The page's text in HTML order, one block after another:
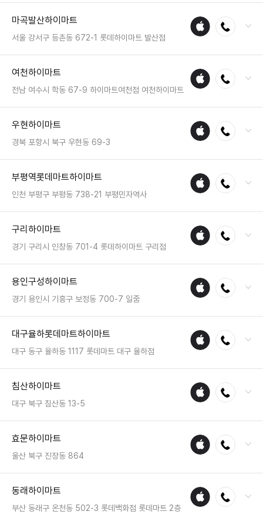
팩스 : 050-2222-1749
영업시간 : 금일 10:30~20:30
마곡발산하이마트
서울 강서구 등촌동 672-1 롯데하이마트 발산점
애플
수리
전화연결
팩스 : 050-2222-0385
영업시간 : 금일 10:30~20:30
여천하이마트
전남 여수시 학동 67-9 하이마트여천점 여천하이마트
애플
수리
전화연결
팩스 : 050-2222-1567
영업시간 : 금일 10:30~20:30
우현하이마트
경북 포항시 북구 우현동 69-3
애플
수리
전화연결
팩스 : 050-2222-1673
영업시간 : 금일 10:30~20:30
부평역롯데마트하이마트
인천 부평구 부평동 738-21 부평민자역사
애플
수리
전화연결
팩스 : 050-2333-1299
영업시간 : 금일 10:00~22:00
구리하이마트
경기 구리시 인창동 701-4 롯데하이마트 구리점
애플
수리
전화연결
팩스 : 050-2222-0182
영업시간 : 금일 10:30~20:30
용인구성하이마트
경기 용인시 기흥구 보정동 700-7 일줌
애플
수리
전화연결
팩스 : 050-2222-1055
영업시간 : 금일 10:30~20:30
대구율하롯데마트하이마트
대구 동구 율하동 1117 롯데마트 대구 율하점
애플
수리
전화연결
팩스 : 050-2333-1208
영업시간 : 금일 10:00~22:00
침산하이마트
대구 북구 침산동 13-5
애플
수리
전화연결
팩스 : 050-2222-1663
영업시간 : 금일 10:30~20:30
효문하이마트
울산 북구 진장동 864
애플
수리
전화연결
팩스 : 050-2222-1755
영업시간 : 금일 10:30~20:30
동래하이마트
부산 동래구 온천동 502-3 롯데백화점 롯데마트 2층
애플
수리
전화연결